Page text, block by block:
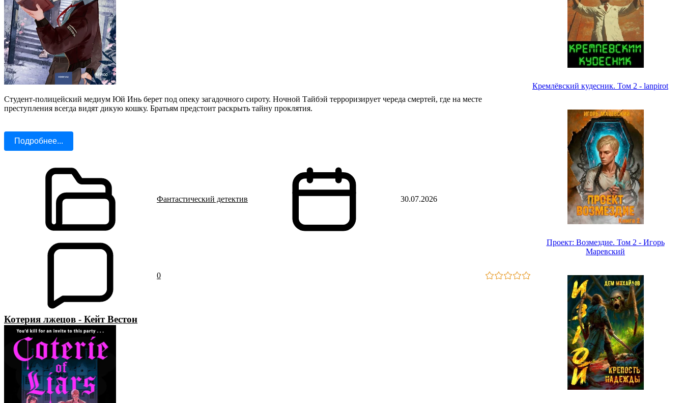
Студент-полицейский медиум Юй Инь берет под опеку загадочного сироту. Ночной Тайбэй терроризирует череда смертей, где на месте
преступления всегда видят дикую кошку. Братьям предстоит раскрыть тайну проклятия.
Подробнее...
Фантастический детектив 30.07.2026
0
Котерия лжецов - Кейт Вестон
Кремлёвский кудесник. Том 2 - lanpirot
Проект: Возмездие. Том 2 - Игорь
Маревский